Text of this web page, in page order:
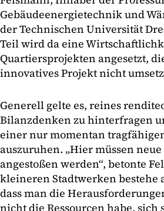
Gebäudeenergietechnik und
der Technischen Universität
Teil wird da eine
Quartiersprojekten angesetzt,
innovatives Projekt nicht
Generell gelte es, reines
Bilanzdenken zu hinterfragen
einer nur momentan
auszuruhen. „Hier müssen
angestoßen werden“, betonte
kleineren Stadtwerken bestehe
dass man die
nicht die Ressourcen habe, sich